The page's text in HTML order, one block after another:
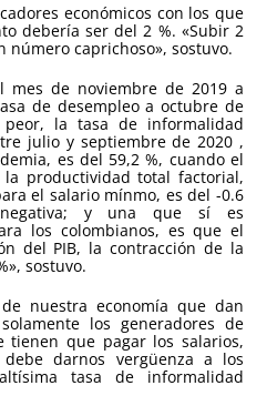
económicos con los que
debería ser del 2 %. «Subir 2
número caprichoso», sostuvo.
mes de noviembre de 2019 a
de desempleo a octubre de
la tasa de informalidad
julio y septiembre de 2020 ,
es del 59,2 %, cuando el
productividad total factorial,
el salario mínmo, es del -0.6
y una que sí es
los colombianos, es que el
del PIB, la contracción de la
sostuvo.
nuestra economía que dan
los generadores de
tienen que pagar los salarios,
darnos vergüenza a los
tasa de informalidad